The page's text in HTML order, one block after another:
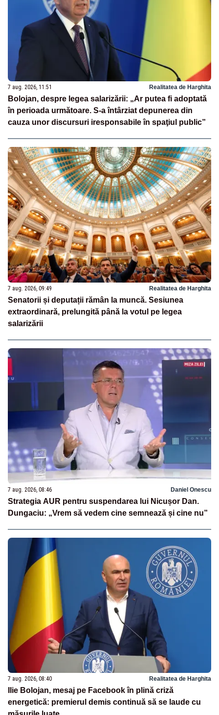
7 aug. 2026, 11:51 Realitatea de Harghita
Bolojan, despre legea salarizării: „Ar putea fi adoptată
în perioada următoare. S-a întârziat depunerea din
cauza unor discursuri iresponsabile în spaţiul public”
7 aug. 2026, 09:49 Realitatea de Harghita
Senatorii și deputații rămân la muncă. Sesiunea
extraordinară, prelungită până la votul pe legea
salarizării
7 aug. 2026, 08:46 Daniel Onescu
Strategia AUR pentru suspendarea lui Nicușor Dan.
Dungaciu: „Vrem să vedem cine semnează și cine nu”
7 aug. 2026, 08:40 Realitatea de Harghita
Ilie Bolojan, mesaj pe Facebook în plină criză
energetică: premierul demis continuă să se laude cu